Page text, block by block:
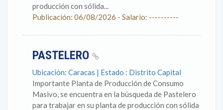
producción con sólida...
Publicación: 06/08/2026 - Salario: ----------
PASTELERO
Ubicación: Caracas | Estado : Distrito Capital
Importante Planta de Producción de Consumo
Masivo, se encuentra en la búsqueda de Pastelero
para trabajar en su planta de producción con sólida